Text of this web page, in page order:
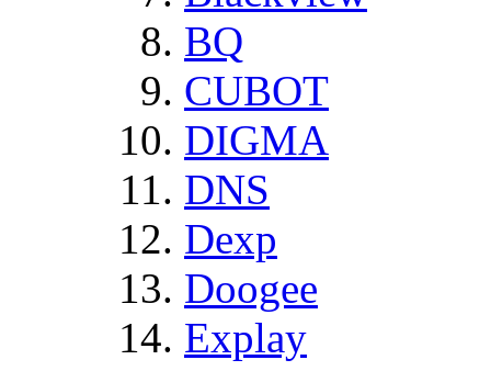
BQ
CUBOT
DIGMA
DNS
Dexp
Doogee
Explay